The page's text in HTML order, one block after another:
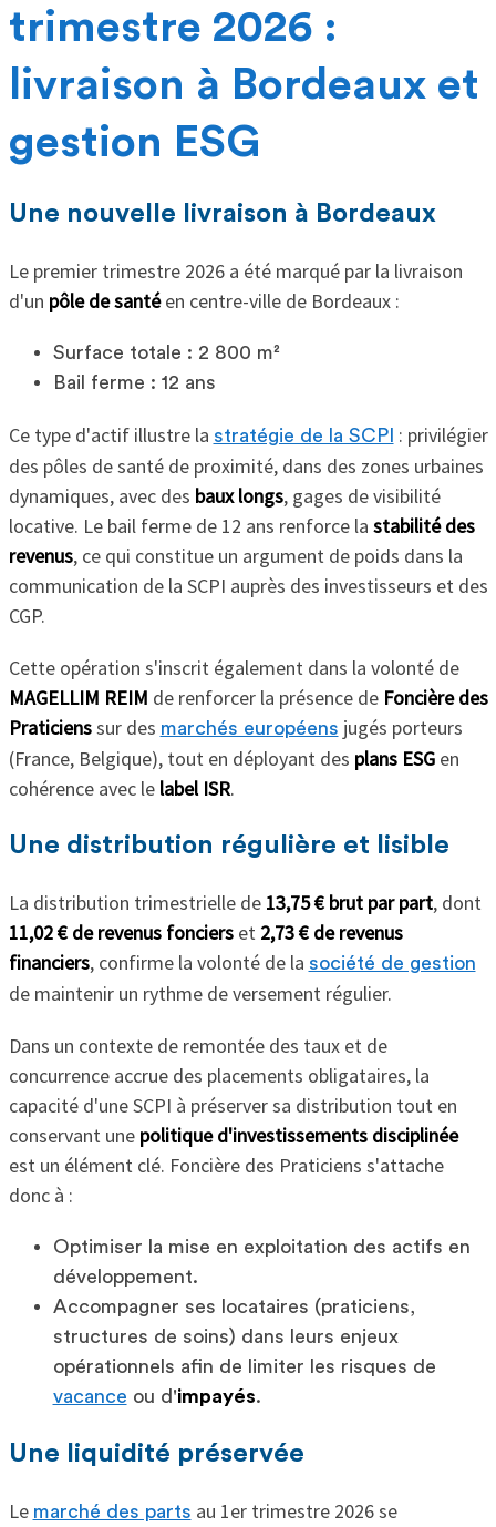
trimestre 2026 :
livraison à Bordeaux et
gestion ESG
Une nouvelle livraison à Bordeaux
Le premier trimestre 2026 a été marqué par la livraison
d'un pôle de santéen centre-ville de Bordeaux :
Surface totale : 2 800 m²
Bail ferme : 12 ans
Ce type d'actif illustre la stratégie de la SCPI : privilégier
des pôles de santé de proximité, dans des zones urbaines
dynamiques, avec des baux longs, gages de visibilité
locative. Le bail ferme de 12 ans renforce la stabilité des
revenus, ce qui constitue un argument de poids dans la
communication de la SCPI auprès des investisseurs et des
CGP.
Cette opération s'inscrit également dans la volonté de
MAGELLIM REIM de renforcer la présence de Foncière des
Praticienssur des marchés européens jugés porteurs
(France, Belgique), tout en déployant des plans ESGen
cohérence avec le label ISR.
Une distribution régulière et lisible
La distribution trimestrielle de 13,75 € brut par part, dont
11,02 € de revenus foncierset 2,73 € de revenus
financiers, confirme la volonté de la société de gestion
de maintenir un rythme de versement régulier.
Dans un contexte de remontée des taux et de
concurrence accrue des placements obligataires, la
capacité d'une SCPI à préserver sa distribution tout en
conservant une politique d'investissements disciplinée
est un élément clé. Foncière des Praticiens s'attache
donc à :
Optimiser la mise en exploitation des actifs en
développement.
Accompagner ses locataires (praticiens,
structures de soins) dans leurs enjeux
opérationnels afin de limiter les risques de
vacance ou d'impayés.
Une liquidité préservée
Le marché des parts au 1er trimestre 2026 se